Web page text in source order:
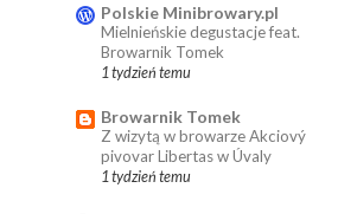
Polskie Minibrowary.pl
Mielnieńskie degustacje feat.
Browarnik Tomek
1 tydzień temu
Browarnik Tomek
Z wizytą w browarze Akciový
pivovar Libertas w Úvaly
1 tydzień temu